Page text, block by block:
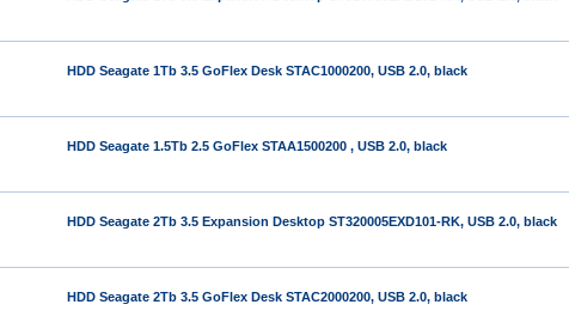
HDD Seagate 1Tb 3.5 GoFlex Desk STAC1000200, USB 2.0, black
HDD Seagate 1.5Tb 2.5 GoFlex STAA1500200 , USB 2.0, black
HDD Seagate 2Tb 3.5 Expansion Desktop ST320005EXD101-RK, USB 2.0, black
HDD Seagate 2Tb 3.5 GoFlex Desk STAC2000200, USB 2.0, black